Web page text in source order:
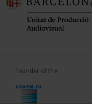
Founder of the